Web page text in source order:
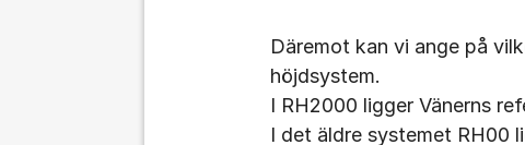
Däremot kan vi ange på
höjdsystem.
I RH2000 ligger Vänerns
I det äldre systemet RH00